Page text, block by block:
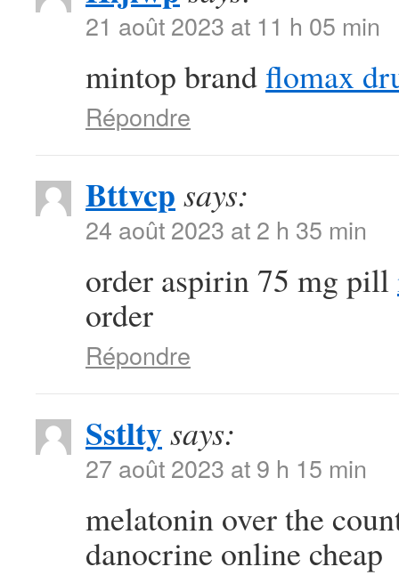
21 août 2023 at 11 h 05 min
mintop brand flomax
Répondre
Bttvcp says:
24 août 2023 at 2 h 35 min
order aspirin 75 mg pill
order
Répondre
Sstltysays:
27 août 2023 at 9 h 15 min
melatonin over the
danocrine online cheap